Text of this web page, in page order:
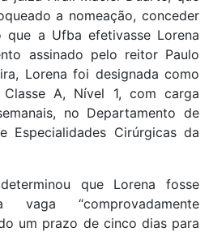
a nomeação, conceder
que a Ufba efetivasse Lorena
assinado pelo reitor Paulo
Lorena foi designada como
A, Nível 1, com carga
no Departamento de
Especialidades Cirúrgicas da
que Lorena fosse
“comprovadamente
um prazo de cinco dias para